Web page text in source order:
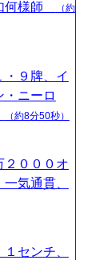
何様師
（約
９牌、イ
ニーロ
（約8分50秒）
２０００オ
気通貫、
センチ、